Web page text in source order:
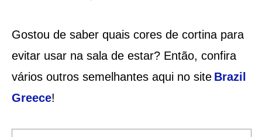
Gostou de saber quais cores de cortina para
evitar usar na sala de estar? Então, confira
vários outros semelhantes aqui no site Brazil
Greece!